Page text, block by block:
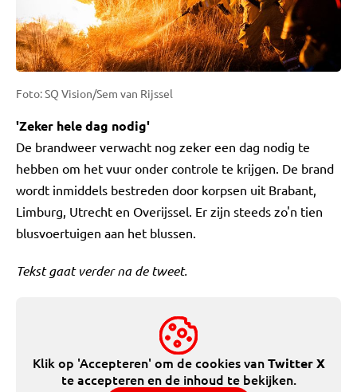
Foto: SQ Vision/Sem van Rijssel
'Zeker hele dag nodig'
De brandweer verwacht nog zeker een dag nodig te
hebben om het vuur onder controle te krijgen. De brand
wordt inmiddels bestreden door korpsen uit Brabant,
Limburg, Utrecht en Overijssel. Er zijn steeds zo'n tien
blusvoertuigen aan het blussen.
Tekst gaat verder na de tweet.
Klik op 'Accepteren' om de cookies vanTwitter X
te accepteren en de inhoud te bekijken.